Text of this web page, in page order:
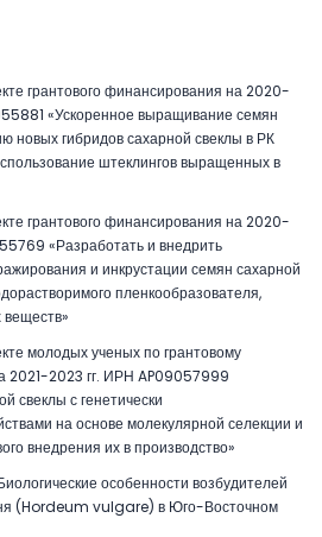
грантового финансирования на 2020-
«Ускоренное выращивание семян
новых гибридов сахарной свеклы в РК
штеклингов выращенных в
грантового финансирования на 2020-
«Разработать и внедрить
и инкрустации семян сахарной
пленкообразователя,
молодых ученых по грантовому
2023 гг. ИРН AP09057999
свеклы с генетически
на основе молекулярной селекции и
внедрения их в производство»
особенности возбудителей
(Hordeum vulgare) в Юго-Восточном